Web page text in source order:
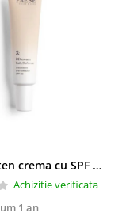
Fond de ten crema cu SPF 30, DD Cream, 6W Golden Tan - 30 ml
Achizitie verificata
1 an